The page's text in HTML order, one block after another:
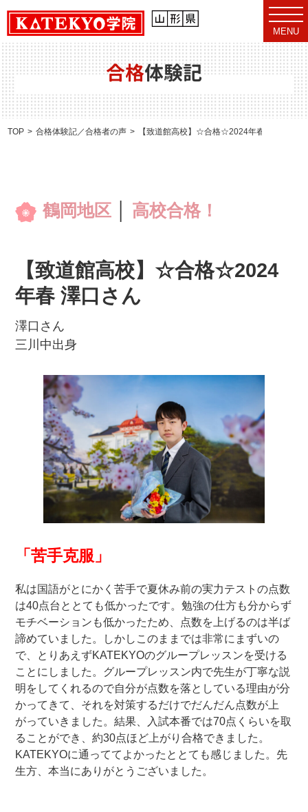
t
o
g
g
l
e
n
v
i
g
MENU
合格体験記
TOP 合格体験記／合格者の声 【致道館高校】☆合格☆2024年春 澤口さん
鶴岡地区 高校合格！
【致道館高校】☆合格☆2024
年春 澤口さん
澤口さん
三川中出身
「苦手克服」
私は国語がとにかく苦手で夏休み前の実力テストの点数
は40点台ととても低かったです。勉強の仕方も分からず
モチベーションも低かったため、点数を上げるのは半ば
諦めていました。しかしこのままでは非常にまずいの
で、とりあえずKATEKYOのグループレッスンを受ける
ことにしました。グループレッスン内で先生が丁寧な説
明をしてくれるので自分が点数を落としている理由が分
かってきて、それを対策するだけでだんだん点数が上
がっていきました。結果、入試本番では70点くらいを取
ることができ、約30点ほど上がり合格できました。
KATEKYOに通っててよかったととても感じました。先
生方、本当にありがとうございました。